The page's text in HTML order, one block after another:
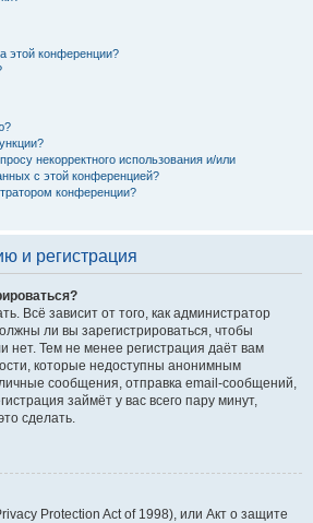
этой конференции?
некорректного использования и/или
с этой конференцией?
конференции?
и регистрация
Всё зависит от того, как администратор
ли вы зарегистрироваться, чтобы
нет. Тем не менее регистрация даёт вам
которые недоступны анонимным
сообщения, отправка email-сообщений,
займёт у вас всего пару минут,
сделать.
Protection Act of 1998), или Акт о защите